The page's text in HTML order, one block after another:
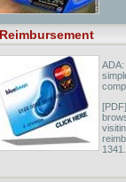
Reimbursement